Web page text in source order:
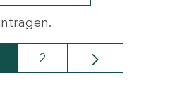
Seite
2